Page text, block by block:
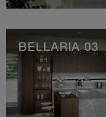
BELLARIA 03